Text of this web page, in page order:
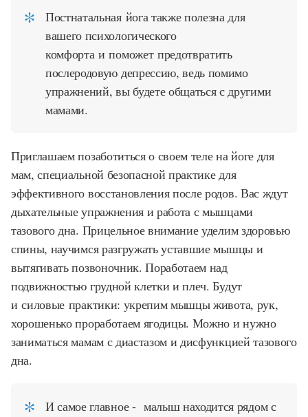
Постнатальная йога также полезна для
вашего психологического
комфорта и поможет предотвратить
послеродовую депрессию, ведь помимо
упражнений, вы будете общаться с другими
мамами.
Приглашаем позаботиться о своем теле на йоге для
мам, специальной безопасной практике для
эффективного восстановления после родов. Вас ждут
дыхательные упражнения и работа с мышцами
тазового дна. Прицельное внимание уделим здоровью
спины, научимся разгружать уставшие мышцы и
вытягивать позвоночник. Поработаем над
подвижностью грудной клетки и плеч. Будут
и силовые практики: укрепим мышцы живота, рук,
хорошенько проработаем ягодицы. Можно и нужно
заниматься мамам с диастазом и дисфункцией тазового
дна. ⠀
И самое главное - малыш находится рядом с